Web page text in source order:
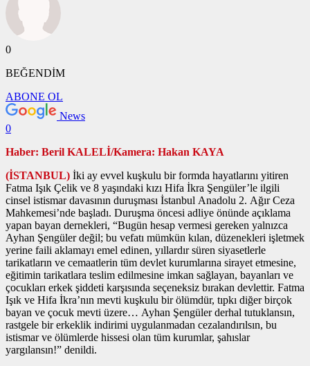
0
BEĞENDİM
ABONE OL
News
0
Haber: Beril KALELİ/Kamera: Hakan KAYA
(İSTANBUL) İki ay evvel kuşkulu bir formda hayatlarını yitiren
Fatma Işık Çelik ve 8 yaşındaki kızı Hifa İkra Şengüler’le ilgili
cinsel istismar davasının duruşması İstanbul Anadolu 2. Ağır Ceza
Mahkemesi’nde başladı. Duruşma öncesi adliye önünde açıklama
yapan bayan dernekleri, “Bugün hesap vermesi gereken yalnızca
Ayhan Şengüler değil; bu vefatı mümkün kılan, düzenekleri işletmek
yerine faili aklamayı emel edinen, yıllardır süren siyasetlerle
tarikatların ve cemaatlerin tüm devlet kurumlarına sirayet etmesine,
eğitimin tarikatlara teslim edilmesine imkan sağlayan, bayanları ve
çocukları erkek şiddeti karşısında seçeneksiz bırakan devlettir. Fatma
Işık ve Hifa İkra’nın mevti kuşkulu bir ölümdür, tıpkı diğer birçok
bayan ve çocuk mevti üzere… Ayhan Şengüler derhal tutuklansın,
rastgele bir erkeklik indirimi uygulanmadan cezalandırılsın, bu
istismar ve ölümlerde hissesi olan tüm kurumlar, şahıslar
yargılansın!” denildi.